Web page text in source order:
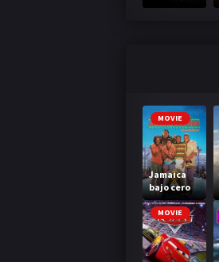
MOVIE
Jamaica
bajo cero
MOVIE